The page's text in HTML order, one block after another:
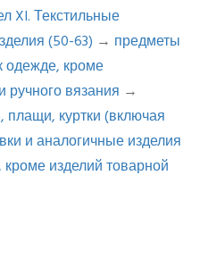
XI. Текстильные
(50-63) → предметы
одежде, кроме
вязания →
плащи, куртки (включая
и аналогичные изделия
изделий товарной